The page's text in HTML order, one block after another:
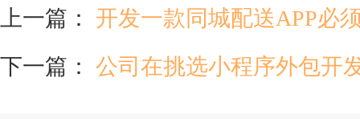
上一篇： 开发一款同城配送APP必
下一篇： 公司在挑选小程序外包开